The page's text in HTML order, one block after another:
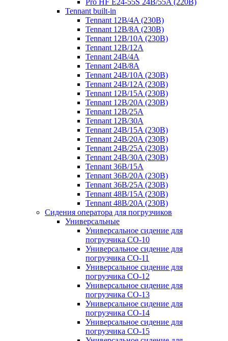
Tennant built-in
Tennant 12B/4A (230B)
Tennant 12B/8A (230B)
Tennant 12B/10A (230B)
Tennant 12B/12A
Tennant 24B/4A
Tennant 24B/8A
Tennant 24B/10A (230B)
Tennant 24B/12A (230B)
Tennant 12B/15A (230B)
Tennant 12B/20A (230B)
Tennant 12B/25A
Tennant 12B/30A
Tennant 24B/15A (230B)
Tennant 24B/20A (230B)
Tennant 24B/25A (230B)
Tennant 24B/30A (230B)
Tennant 36B/15A
Tennant 36B/20A (230B)
Tennant 36B/25A (230B)
Tennant 48B/15A (230B)
Tennant 48B/20A (230B)
Сидения оператора для погрузчиков
Универсальные
Универсальное сидение для
погрузчика CO-10
Универсальное сидение для
погрузчика CO-11
Универсальное сидение для
погрузчика CO-12
Универсальное сидение для
погрузчика CO-13
Универсальное сидение для
погрузчика CO-14
Универсальное сидение для
погрузчика CO-15